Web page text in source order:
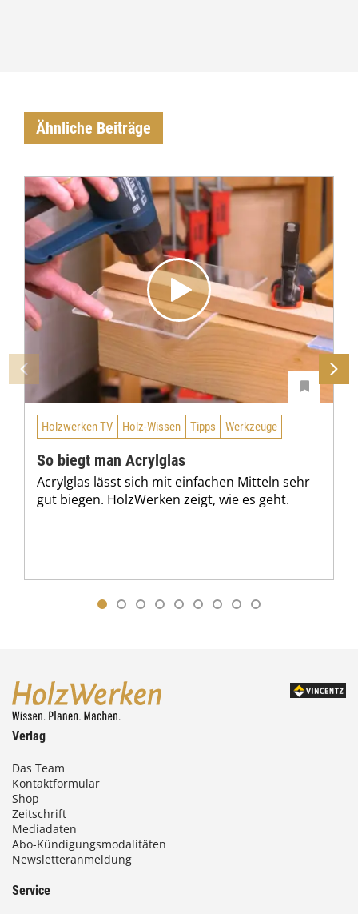
Ähnliche Beiträge
Holzwerken TV Holz-Wissen Tipps Werkzeuge
So biegt man Acrylglas
Acrylglas lässt sich mit einfachen Mitteln sehr
gut biegen. HolzWerken zeigt, wie es geht.
Verlag
Das Team
Kontaktformular
Shop
Zeitschrift
Mediadaten
Abo-Kündigungsmodalitäten
Newsletteranmeldung
Service